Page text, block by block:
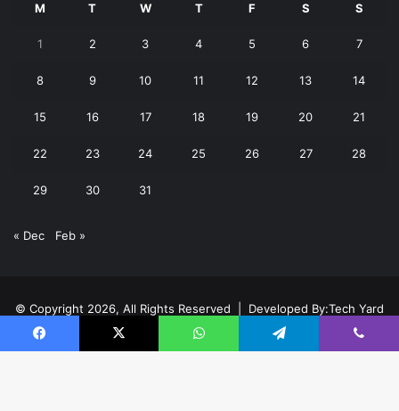
M T W T F S S
1 2 3 4 5 6 7
8 9 10 11 12 13 14
15 16 17 18 19 20 21
22 23 24 25 26 27 28
29 30 31
« Dec Feb »
© Copyright 2026, All Rights Reserved | Developed By:Tech Yard
Labs
Facebook X WhatsApp Telegram Viber